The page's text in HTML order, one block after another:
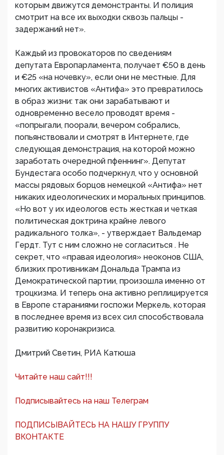
которым движутся демонстранты. И полиция
смотрит на все их выходки сквозь пальцы -
задержаний нет».
Каждый из провокаторов по сведениям
депутата Европарламента, получает €50 в день
и €25 «на ночевку», если они не местные. Для
многих активистов «Антифа» это превратилось
в образ жизни: так они зарабатывают и
одновременно весело проводят время -
«попрыгали, поорали, вечером собрались,
попьянствовали и смотрят в Интернете, где
следующая демонстрация, на которой можно
заработать очередной пфеннинг». Депутат
Бундестага особо подчеркнул, что у основной
массы рядовых борцов немецкой «Антифа» нет
никаких идеологических и моральных принципов.
«Но вот у их идеологов есть жесткая и четкая
политическая доктрина крайне левого
радикального толка», - утверждает Вальдемар
Гердт. Тут с ним сложно не согласиться . Не
секрет, что «правая идеология» неоконов США,
близких противникам Дональда Трампа из
Демократической партии, произошла именно от
троцкизма. И теперь она активно реплицируется
в Европе стараниями госпожи Меркель, которая
в последнее время из всех сил способствовала
развитию коронакризиса.
Дмитрий Светин, РИА Катюша
Читайте наш сайт!!!
Подписывайтесь на наш Телеграм
ПОДПИСЫВАЙТЕСЬ НА НАШУ ГРУППУ
ВКОНТАКТЕ